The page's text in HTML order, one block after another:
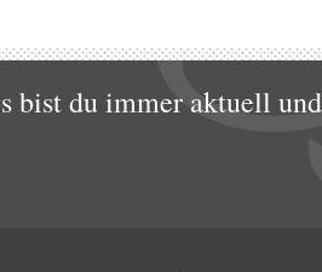
bist du immer aktuell